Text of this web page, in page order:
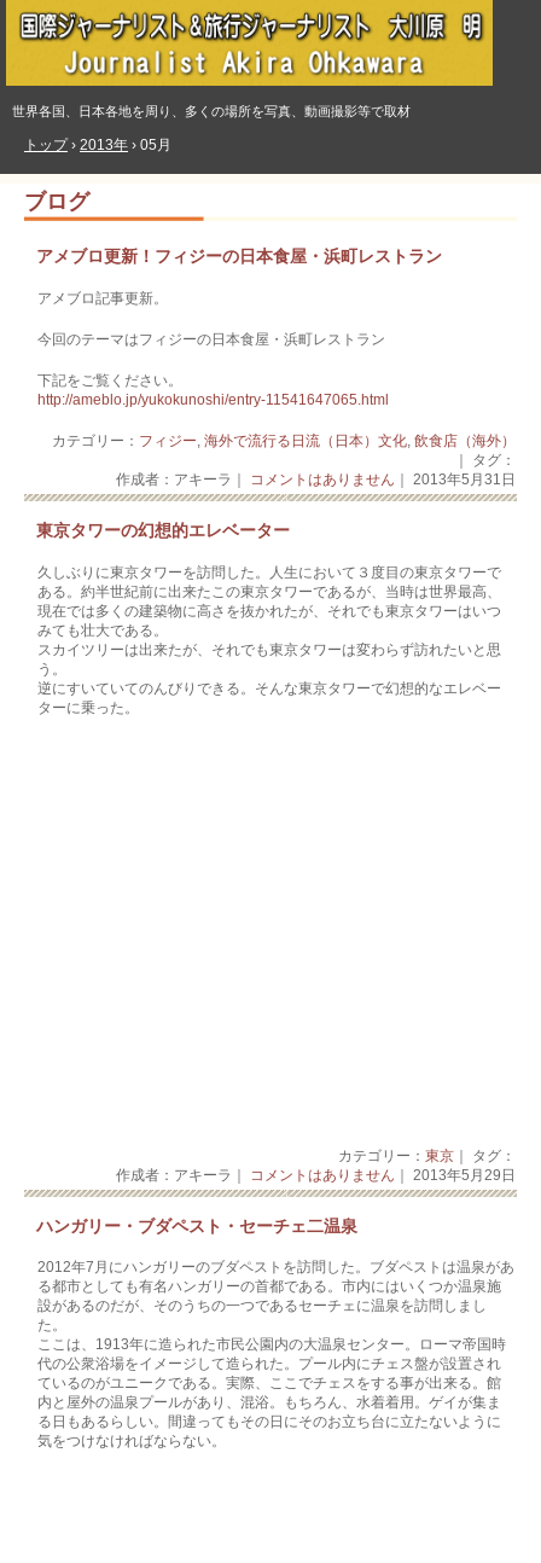
世界各国、日本各地を周り、多くの場所を写真、動画撮影等で取材
トップ› 2013年 › 05月
ブログ
アメブロ更新！フィジーの日本食屋・浜町レストラン
アメブロ記事更新。
今回のテーマはフィジーの日本食屋・浜町レストラン
下記をご覧ください。
http://ameblo.jp/yukokunoshi/entry-11541647065.html
カテゴリー： フィジー 海外で流行る日流（日本）文化, 飲食店（海外）
｜ タグ：
作成者：アキーラ｜
コメントはありません ｜ 2013年5月31日
東京タワーの幻想的エレベーター
久しぶりに東京タワーを訪問した。人生において３度目の東京タワーで
ある。約半世紀前に出来たこの東京タワーであるが、当時は世界最高、
現在では多くの建築物に高さを抜かれたが、それでも東京タワーはいつ
みても壮大である。
スカイツリーは出来たが、それでも東京タワーは変わらず訪れたいと思
う。
逆にすいていてのんびりできる。そんな東京タワーで幻想的なエレベー
ターに乗った。
カテゴリー： 東京｜ タグ：
作成者：アキーラ｜
コメントはありません ｜ 2013年5月29日
ハンガリー・ブダペスト・セーチェ二温泉
2012年7月にハンガリーのブダペストを訪問した。ブダペストは温泉があ
る都市としても有名ハンガリーの首都である。市内にはいくつか温泉施
設があるのだが、そのうちの一つであるセーチェに温泉を訪問しまし
た。
ここは、1913年に造られた市民公園内の大温泉センター。ローマ帝国時
代の公衆浴場をイメージして造られた。プール内にチェス盤が設置され
ているのがユニークである。実際、ここでチェスをする事が出来る。館
内と屋外の温泉プールがあり、混浴。もちろん、水着着用。ゲイが集ま
る日もあるらしい。間違ってもその日にそのお立ち台に立たないように
気をつけなければならない。